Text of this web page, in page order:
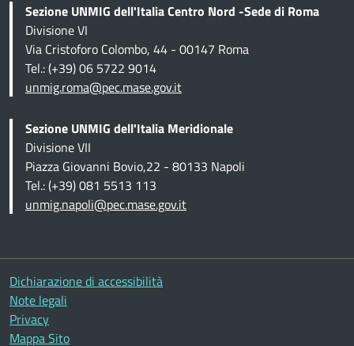
Sezione UNMIG dell'Italia Centro Nord -Sede di Roma
Divisione VI
Via Cristoforo Colombo, 44 - 00147 Roma
Tel.: (+39) 06 5722 9014
unmig.roma@pec.mase.gov.it
Sezione UNMIG dell'Italia Meridionale
Divisione VII
Piazza Giovanni Bovio,22 - 80133 Napoli
Tel.: (+39) 081 5513 113
unmig.napoli@pec.mase.gov.it
Altre informazioni
Dichiarazione di accessibilità
Note legali
Privacy
Mappa Sito